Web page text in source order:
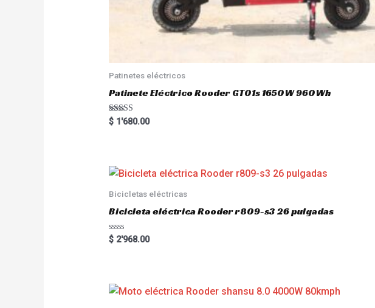
Patinetes eléctricos
Patinete Eléctrico Rooder GT01s 1650W 960Wh
Rated
5.00
$1'680.00
Bicicletas eléctricas
Bicicleta eléctrica Rooder r809-s3 26 pulgadas
R
a
o
u
$2'968.00